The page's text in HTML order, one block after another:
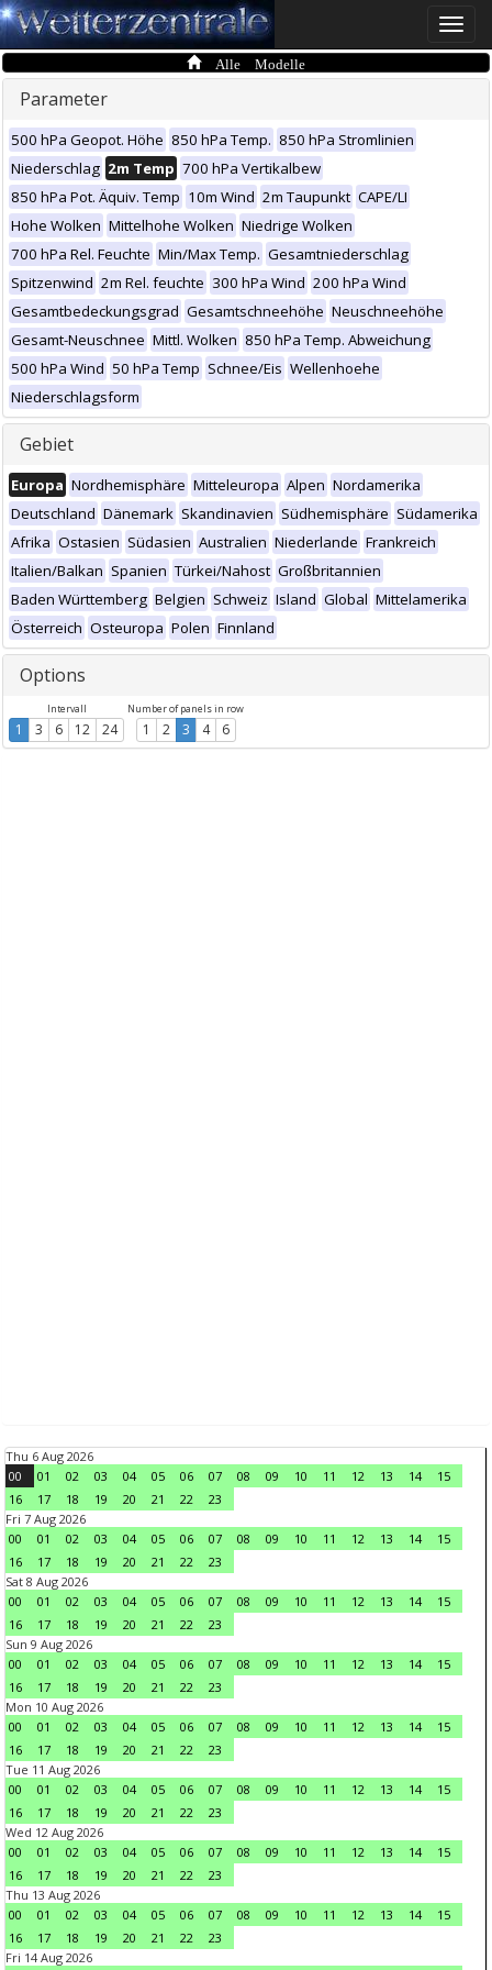
Toggle
Alle Modelle
Parameter
500 hPa Geopot. Höhe 850 hPa Temp. 850 hPa Stromlinien
Niederschlag 2m Temp 700 hPa Vertikalbew
850 hPa Pot. Äquiv. Temp 10m Wind 2m Taupunkt CAPE/LI
Hohe Wolken Mittelhohe Wolken Niedrige Wolken
700 hPa Rel. Feuchte Min/Max Temp. Gesamtniederschlag
Spitzenwind 2m Rel. feuchte 300 hPa Wind 200 hPa Wind
Gesamtbedeckungsgrad Gesamtschneehöhe Neuschneehöhe
Gesamt-Neuschnee Mittl. Wolken 850 hPa Temp. Abweichung
500 hPa Wind 50 hPa Temp Schnee/Eis Wellenhoehe
Niederschlagsform
Gebiet
Europa Nordhemisphäre Mitteleuropa Alpen Nordamerika
Deutschland Dänemark Skandinavien Südhemisphäre Südamerika
Afrika Ostasien Südasien Australien Niederlande Frankreich
Italien/Balkan Spanien Türkei/Nahost Großbritannien
Baden Württemberg Belgien Schweiz Island Global Mittelamerika
Österreich Osteuropa Polen Finnland
Options
Intervall
1 3 6 12 24
Number of panels in row
1 2 3 4 6
Thu 6 Aug 2026
00
01 02 03 04 05 06 07 08 09 10 11 12 13 14
15
16
17 18 19 20 21 22
23
Fri 7 Aug 2026
00
01 02 03 04 05 06 07 08 09 10 11 12 13 14
15
16
17 18 19 20 21 22
23
Sat 8 Aug 2026
00
01 02 03 04 05 06 07 08 09 10 11 12 13 14
15
16
17 18 19 20 21 22
23
Sun 9 Aug 2026
00
01 02 03 04 05 06 07 08 09 10 11 12 13 14
15
16
17 18 19 20 21 22
23
Mon 10 Aug 2026
00
01 02 03 04 05 06 07 08 09 10 11 12 13 14
15
16
17 18 19 20 21 22
23
Tue 11 Aug 2026
00
01 02 03 04 05 06 07 08 09 10 11 12 13 14
15
16
17 18 19 20 21 22
23
Wed 12 Aug 2026
00
01 02 03 04 05 06 07 08 09 10 11 12 13 14
15
16
17 18 19 20 21 22
23
Thu 13 Aug 2026
00
01 02 03 04 05 06 07 08 09 10 11 12 13 14
15
16
17 18 19 20 21 22
23
Fri 14 Aug 2026